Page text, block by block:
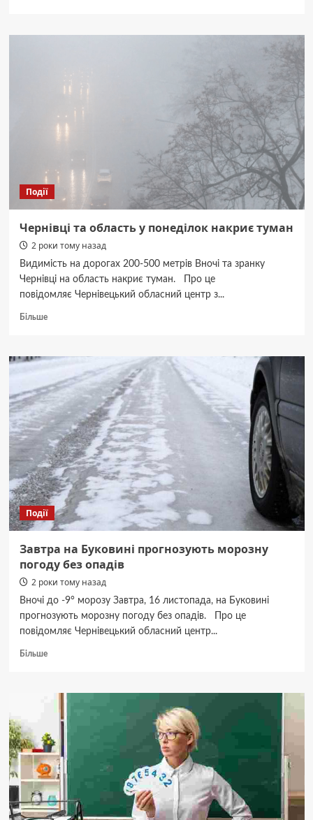
понеділка
відновлюють
графіки
електроенергії
Події
Чернівці та область у понеділок накриє туман
2 роки тому назад
Видимість на дорогах 200-500 метрів Вночі та зранку
Чернівці на область накриє туман. Про це
повідомляє Чернівецький обласний центр з...
БільшеДокладніше
та
понеділок
накриє
туман
Події
Завтра на Буковині прогнозують морозну
погоду без опадів
2 роки тому назад
Вночі до -9° морозу Завтра, 16 листопада, на Буковині
прогнозують морозну погоду без опадів. Про це
повідомляє Чернівецький обласний центр...
БільшеДокладніше
прогнозують
морозну
погоду
без
опадів